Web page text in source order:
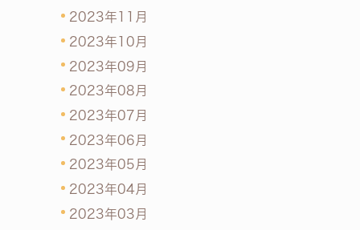
2023年11月
2023年10月
2023年09月
2023年08月
2023年07月
2023年06月
2023年05月
2023年04月
2023年03月